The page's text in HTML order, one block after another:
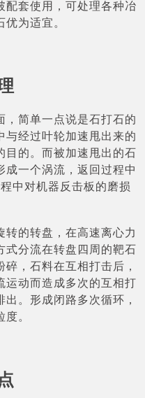
配套使用，可处理各种冶
为适宜。
，简单一点说是石打石的
与经过叶轮加速甩出来的
目的。而被加速甩出的石
成一个涡流，返回过程中
中对机器反击板的磨损
转的转盘，在高速离心力
式分流在转盘四周的靶石
，石料在互相打击后，
运动而造成多次的互相打
。形成闭路多次循环，
。